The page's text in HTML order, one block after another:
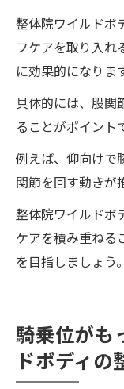
継続で
ーチで
整体施
プ
整体院
入れる
整体院ワイルドボ
フケアを取り入れ
に効果的になりま
具体的には、股関
ることがポイント
例えば、仰向けで
関節を回す動きが
整体院ワイルドボ
ケアを積み重ねる
を目指しましょう。
騎乗位がも
ドボディの